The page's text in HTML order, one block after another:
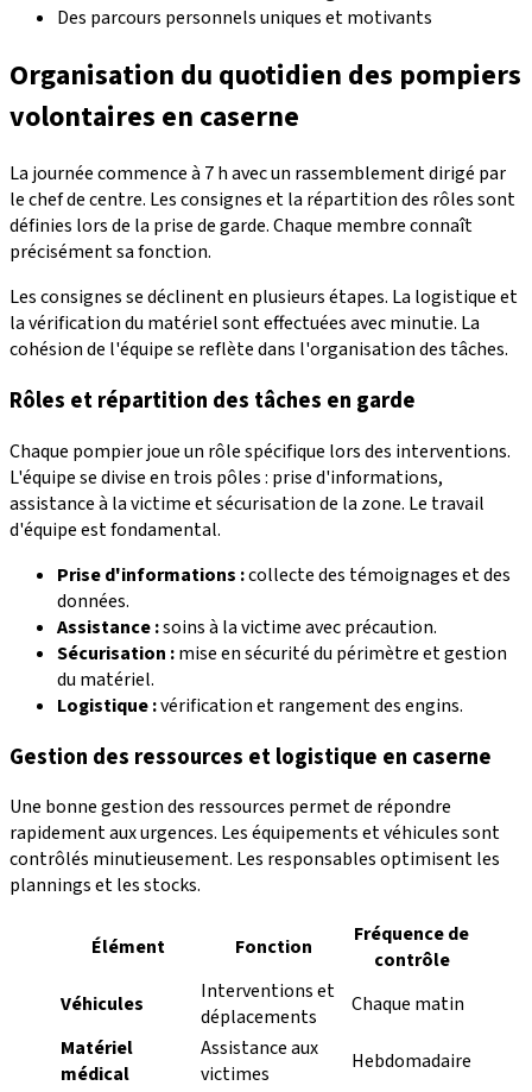
Des parcours personnels uniques et motivants
Organisation du quotidien des pompiers
volontaires en caserne
La journée commence à 7 h avec un rassemblement dirigé par
le chef de centre. Les consignes et la répartition des rôles sont
définies lors de la prise de garde. Chaque membre connaît
précisément sa fonction.
Les consignes se déclinent en plusieurs étapes. La logistique et
la vérification du matériel sont effectuées avec minutie. La
cohésion de l'équipe se reflète dans l'organisation des tâches.
Rôles et répartition des tâches en garde
Chaque pompier joue un rôle spécifique lors des interventions.
L'équipe se divise en trois pôles : prise d'informations,
assistance à la victime et sécurisation de la zone. Le travail
d'équipe est fondamental.
Prise d'informations :collecte des témoignages et des
données.
Assistance :soins à la victime avec précaution.
Sécurisation :mise en sécurité du périmètre et gestion
du matériel.
Logistique :vérification et rangement des engins.
Gestion des ressources et logistique en caserne
Une bonne gestion des ressources permet de répondre
rapidement aux urgences. Les équipements et véhicules sont
contrôlés minutieusement. Les responsables optimisent les
plannings et les stocks.
Élément Fonction
Fréquence de
contrôle
Véhicules
Interventions et
déplacements
Chaque matin
Matériel
médical
Assistance aux
victimes
Hebdomadaire